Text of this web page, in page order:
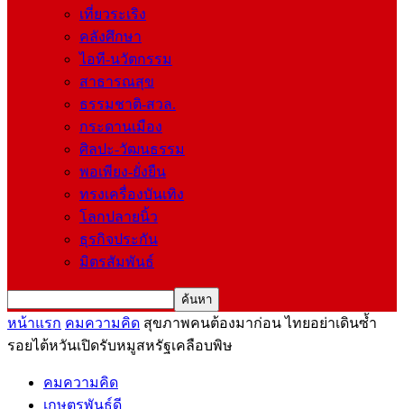
เที่ยวระเริง
คลังศึกษา
ไอที-นวัตกรรม
สาธารณสุข
ธรรมชาติ-สวล.
กระดานเมือง
ศิลปะ-วัฒนธรรม
พอเพียง-ยั่งยืน
ทรงเครื่องบันเทิง
โลกปลายนิ้ว
ธุรกิจประกัน
มิตรสัมพันธ์
หน้าแรก คมความคิด สุขภาพคนต้องมาก่อน ไทยอย่าเดินซ้ำ
รอยไต้หวันเปิดรับหมูสหรัฐเคลือบพิษ
คมความคิด
เกษตรพันธุ์ดี